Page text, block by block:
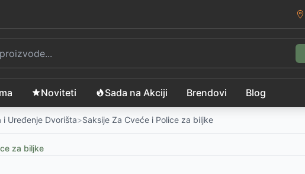
Noviteti Sada na Akciji Brendovi Blog
i Uređenje Dvorišta>Saksije Za Cveće i Police za biljke
za biljke